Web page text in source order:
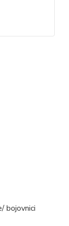
bojovnici